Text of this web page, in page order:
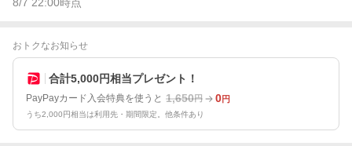
8/7 22:00時点
おトクなお知らせ
合計5,000円相当プレゼント！
PayPayカード入会特典を使うと 1,650円 0円
うち2,000円相当は利用先・期間限定。他条件あり